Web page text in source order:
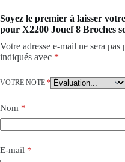
Soyez le premier à laisser
pour X2200 Jouef 8 Broches
Votre adresse e-mail ne sera pas
indiqués avec *
VOTRE NOTE *
Nom *
E-mail *